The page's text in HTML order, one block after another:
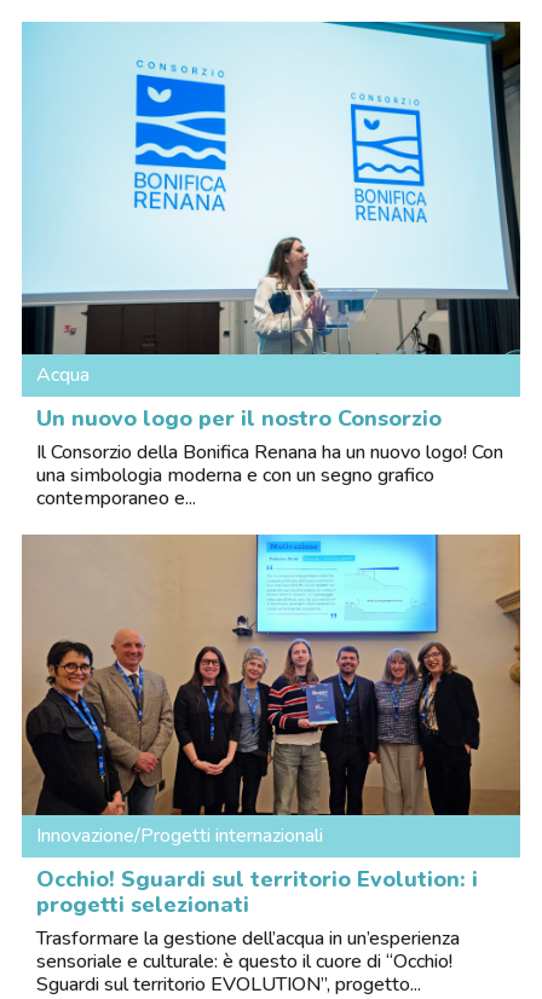
Acqua
Un nuovo logo per il nostro Consorzio
Il Consorzio della Bonifica Renana ha un nuovo logo! Con
una simbologia moderna e con un segno grafico
contemporaneo e...
Innovazione/Progetti internazionali
Occhio! Sguardi sul territorio Evolution: i
progetti selezionati
Trasformare la gestione dell’acqua in un’esperienza
sensoriale e culturale: è questo il cuore di “Occhio!
Sguardi sul territorio EVOLUTION”, progetto...